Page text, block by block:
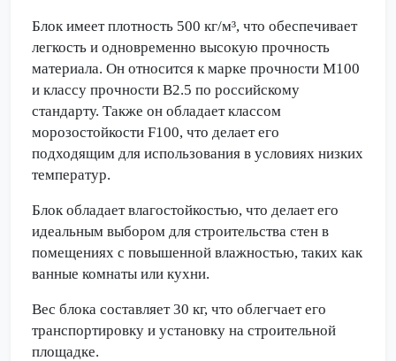
Блок имеет плотность 500 кг/м³, что обеспечивает
легкость и одновременно высокую прочность
материала. Он относится к марке прочности M100
и классу прочности В2.5 по российскому
стандарту. Также он обладает классом
морозостойкости F100, что делает его
подходящим для использования в условиях низких
температур.
Блок обладает влагостойкостью, что делает его
идеальным выбором для строительства стен в
помещениях с повышенной влажностью, таких как
ванные комнаты или кухни.
Вес блока составляет 30 кг, что облегчает его
транспортировку и установку на строительной
площадке.